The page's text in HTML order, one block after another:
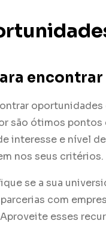
são ótimos pontos
interesse e nível
nos seus critérios.
se a sua
com
esses